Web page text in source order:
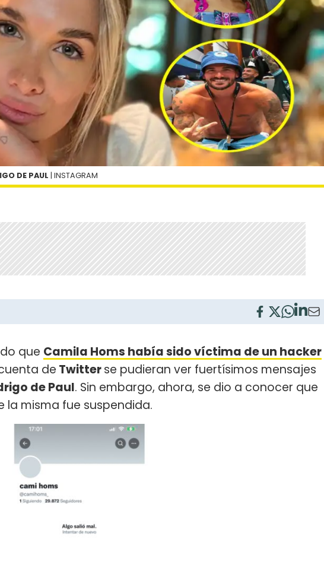
DE PAUL | INSTAGRAM
que Camila Homs había sido víctima de un hacker
de Twitterse pudieran ver fuertísimos mensajes
de Paul. Sin embargo, ahora, se dio a conocer que
la misma fue suspendida.